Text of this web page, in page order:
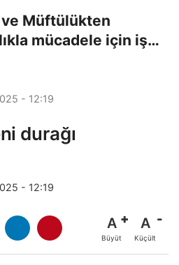
Müftülükten
mücadele için iş
- 12:19
durağı
- 12:19
A
Büyüt
A
Küçült